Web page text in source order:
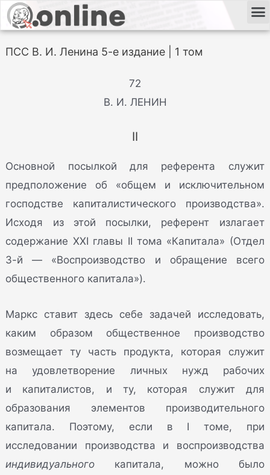
ПСС В. И. Ленина 5-е издание | 1 том
72
В. И. ЛЕНИН
II
Основной посылкой для референта служит
предположение об «общем и исключительном
господстве капиталистического производства».
Исходя из этой посылки, референт излагает
содержание XXI главы II тома «Капитала» (Отдел
3-й — «Воспроизводство и обращение всего
общественного капитала»).
Маркс ставит здесь себе задачей исследовать,
каким образом общественное производство
возмещает ту часть продукта, которая служит
на удовлетворение личных нужд рабочих
и капиталистов, и ту, которая служит для
образования элементов производительного
капитала. Поэтому, если в I томе, при
исследовании производства и воспроизводства
индивидуального капитала, можно было